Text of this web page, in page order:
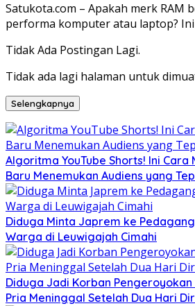
Satukota.com – Apakah merk RAM
performa komputer atau laptop?
Tidak Ada Postingan Lagi.
Tidak ada lagi halaman untuk
Selengkapnya
Algoritma YouTube Shorts! Ini Cara
Baru Menemukan Audiens yang
Diduga Minta Japrem ke
Warga di Leuwigajah Cimahi
Diduga Jadi Korban Pengeroyokan
Pria Meninggal Setelah Dua Hari